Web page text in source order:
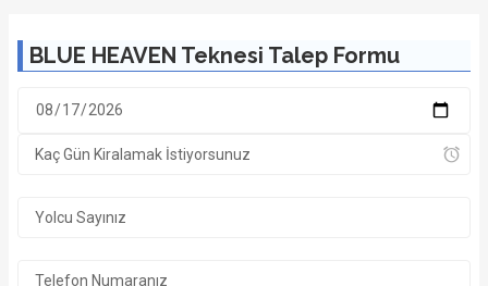
1/22 Fotoğraf
BLUE HEAVEN Teknesi Talep Formu